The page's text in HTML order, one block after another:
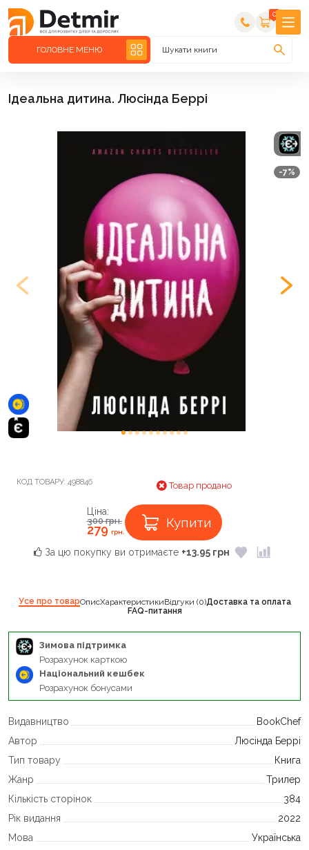
0
ГОЛОВНЕ МЕНЮ Шукати книги
Ідеальна дитина. Люсінда Беррі
-7%
КОД ТОВАРУ: 498846 Товар продано
Ціна:
300грн.
279грн.
Купити
За цю покупку ви отримаєте +13.95 грн
Усе про товарОписХарактеристикиВідгуки (0)Доставка та оплата
FAQ-питання
Зимова підтримка
Розрахунок карткою
Національний кешбек
Розрахунок бонусами
Видавництво
BookChef
Автор
Люсінда Беррі
Тип товару
Книга
Жанр
Трилер
Кількість сторінок
384
Рік видання
2022
Мова
Українська